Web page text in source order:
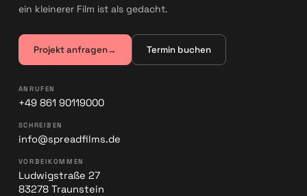
ein kleinerer Film ist als gedacht.
Projekt anfragen→ Termin buchen
ANRUFEN
+49 861 90119000
SCHREIBEN
info@spreadfilms.de
VORBEIKOMMEN
Ludwigstraße 27
83278 Traunstein